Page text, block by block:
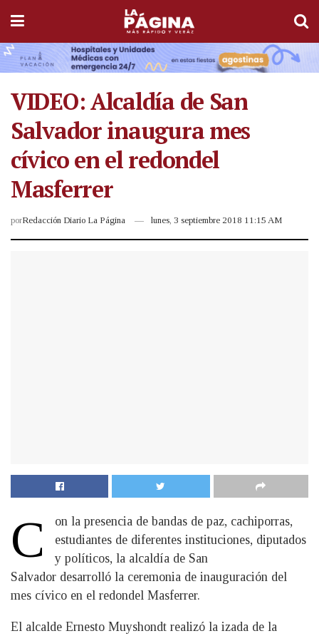
VIDEO: Alcaldía de San
Salvador inaugura mes
cívico en el redondel
Masferrer
porRedacción Diario La Página lunes, 3 septiembre 2018 11:15 AM
C
on la presencia de bandas de paz, cachiporras,
estudiantes de diferentes instituciones, diputados
y políticos, la alcaldía de San
Salvador desarrolló la ceremonia de inauguración del
mes cívico en el redondel Masferrer.
El alcalde Ernesto Muyshondt realizó la izada de la